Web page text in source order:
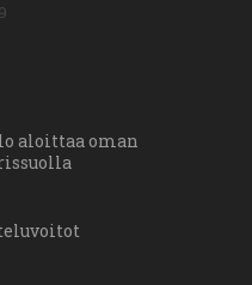
aloittaa oman